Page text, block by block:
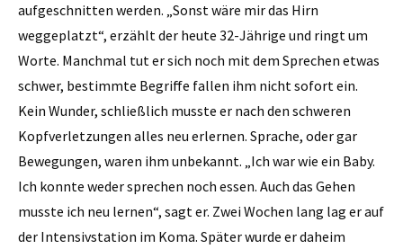
aufgeschnitten werden. „Sonst wäre mir das Hirn
weggeplatzt“, erzählt der heute 32-Jährige und ringt um
Worte. Manchmal tut er sich noch mit dem Sprechen etwas
schwer, bestimmte Begriffe fallen ihm nicht sofort ein.
Kein Wunder, schließlich musste er nach den schweren
Kopfverletzungen alles neu erlernen. Sprache, oder gar
Bewegungen, waren ihm unbekannt. „Ich war wie ein Baby.
Ich konnte weder sprechen noch essen. Auch das Gehen
musste ich neu lernen“, sagt er. Zwei Wochen lang lag er auf
der Intensivstation im Koma. Später wurde er daheim